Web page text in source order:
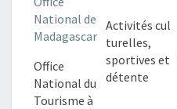
Office
National du
Tourisme à
Activités cul
turelles,
sportives et
détente